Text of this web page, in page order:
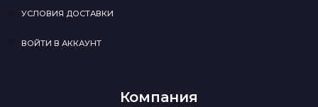
УСЛОВИЯ ДОСТАВКИ
ВОЙТИ В АККАУНТ
Компания